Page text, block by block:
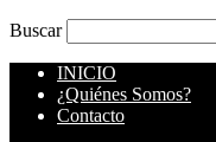
Buscar
INICIO
¿Quiénes Somos?
Contacto